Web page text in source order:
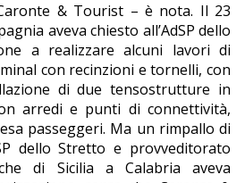
& Tourist – è nota. Il 23
aveva chiesto all’AdSP dello
a realizzare alcuni lavori di
con recinzioni e tornelli, con
di due tensostrutture in
arredi e punti di connettività,
passeggeri. Ma un rimpallo di
dello Stretto e provveditorato
di Sicilia a Calabria aveva